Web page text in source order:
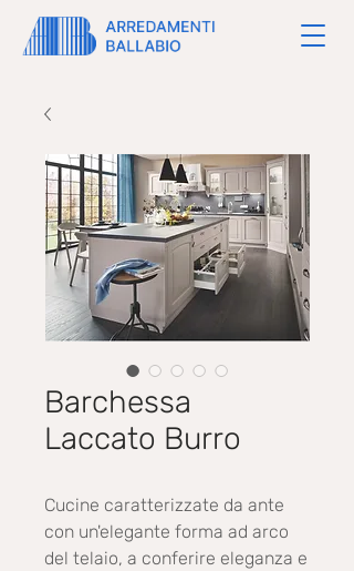
Barchessa
Laccato Burro
Cucine caratterizzate da ante
con un'elegante forma ad arco
del telaio, a conferire eleganza e